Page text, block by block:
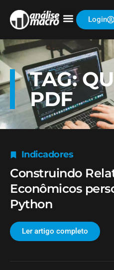
Login
TAG:
PDF
Indicadores
Construindo
Econômicos
Python
Ler artigo completo